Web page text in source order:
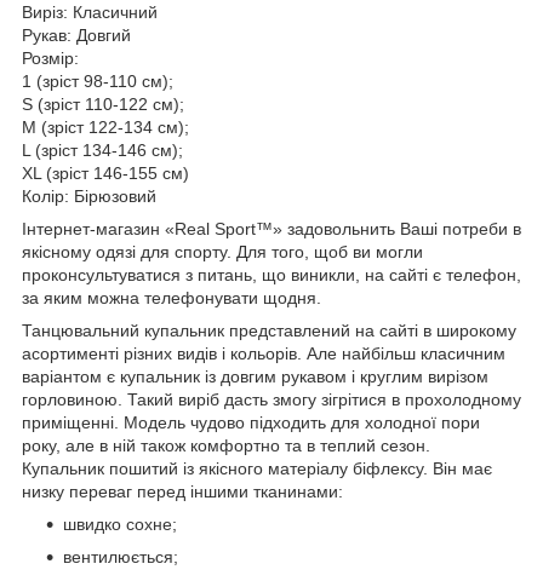
Виріз: Класичний
Рукав: Довгий
Розмір:
1 (зріст 98-110 см);
S (зріст 110-122 см);
М (зріст 122-134 см);
L (зріст 134-146 см);
ХL (зріст 146-155 см)
Колір: Бірюзовий
Інтернет-магазин «Real Sport™» задовольнить Ваші потреби в
якісному одязі для спорту. Для того, щоб ви могли
проконсультуватися з питань, що виникли, на сайті є телефон,
за яким можна телефонувати щодня.
Танцювальний купальник представлений на сайті в широкому
асортименті різних видів і кольорів. Але найбільш класичним
варіантом є купальник із довгим рукавом і круглим вирізом
горловиною. Такий виріб дасть змогу зігрітися в прохолодному
приміщенні. Модель чудово підходить для холодної пори
року, але в ній також комфортно та в теплий сезон.
Купальник пошитий із якісного матеріалу біфлексу. Він має
низку переваг перед іншими тканинами:
швидко сохне;
вентилюється;